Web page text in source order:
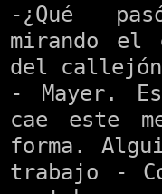
-¿Qué
mirando el
del
- Mayer.
cae este
forma.
trabajo -